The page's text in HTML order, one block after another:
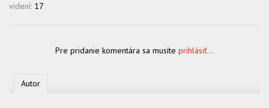
videní: 17
Pre pridanie komentára sa musíte prihlásiť...
Autor